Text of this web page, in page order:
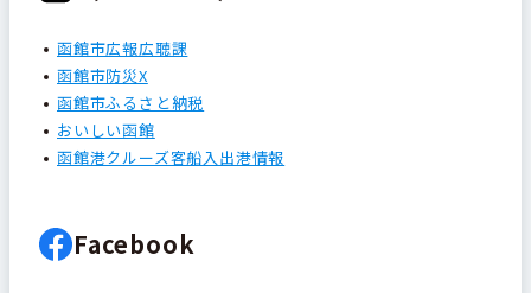
函館市広報広聴課
函館市防災X
函館市ふるさと納税
おいしい函館
函館港クルーズ客船入出港情報
Facebook